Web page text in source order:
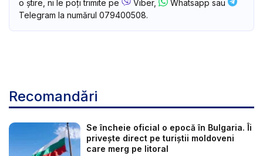
o știre, ni le poți trimite pe Viber,
Whatsapp sau
Telegram la numărul 079400508.
Recomandări
Se încheie oficial o epocă în Bulgaria. Îi
privește direct pe turiștii moldoveni
care merg pe litoral